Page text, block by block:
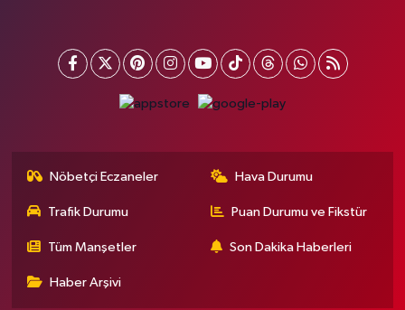
Nöbetçi Eczaneler Hava Durumu
Trafik Durumu Puan Durumu ve Fikstür
Tüm Manşetler Son Dakika Haberleri
Haber Arşivi